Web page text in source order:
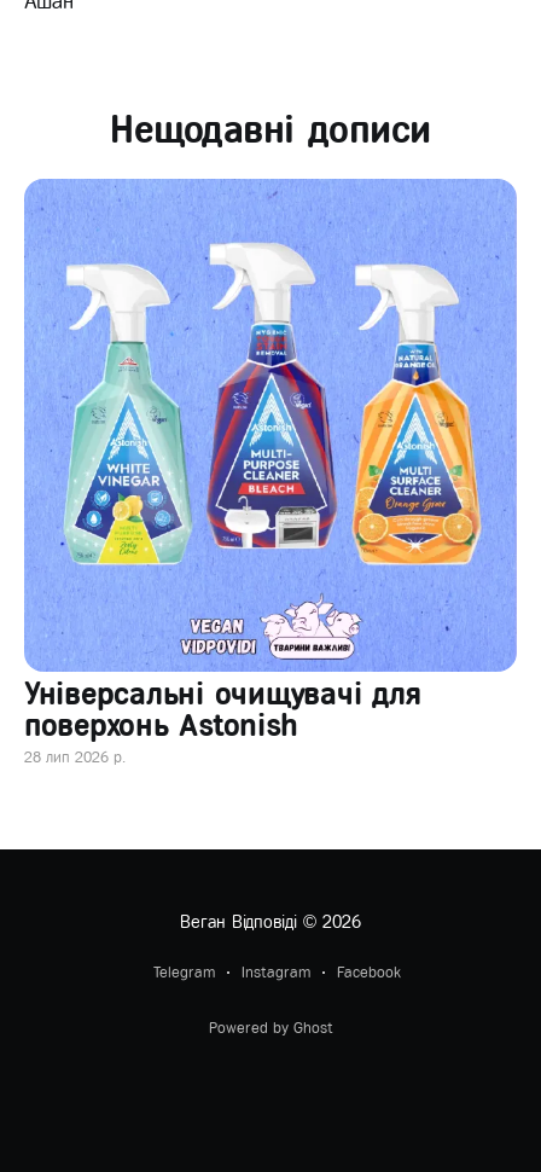
Нещодавні дописи
Універсальні очищувачі для
поверхонь Astonish
28 лип 2026 р.
Веган Відповіді© 2026
Telegram Instagram Facebook
Powered by Ghost